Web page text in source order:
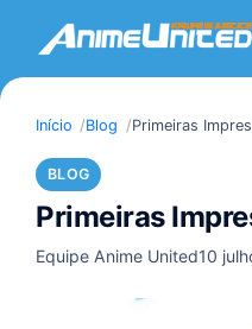
Início Blog Primeiras
BLOG
Primeiras
Equipe Anime United10